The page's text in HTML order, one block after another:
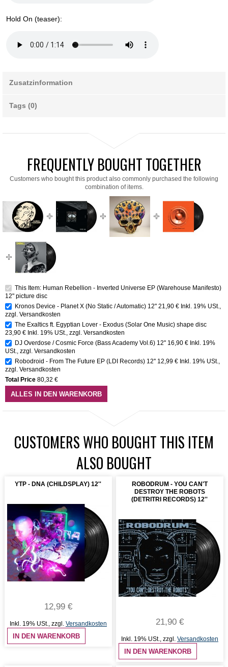
Hold On (teaser):
Zusatzinformation
Tags (0)
FREQUENTLY BOUGHT TOGETHER
Customers who bought this product also commonly purchased the following
combination of items.
This Item: Human Rebellion - Inverted Universe EP (Warehouse Manifesto)
12" picture disc
Kronos Device - Planet X (No Static / Automatic) 12" 21,90 € Inkl. 19% USt.,
zzgl. Versandkosten
The Exaltics ft. Egyptian Lover - Exodus (Solar One Music) shape disc
23,90 € Inkl. 19% USt., zzgl. Versandkosten
DJ Overdose / Cosmic Force (Bass Academy Vol.6) 12'' 16,90 € Inkl. 19%
USt., zzgl. Versandkosten
Robodroid - From The Future EP (LDI Records) 12'' 12,99 € Inkl. 19% USt.,
zzgl. Versandkosten
Total Price 80,32 €
ALLES IN DEN WARENKORB
CUSTOMERS WHO BOUGHT THIS ITEM
ALSO BOUGHT
YTP - DNA (CHILDSPLAY) 12''
12,99 €
Inkl. 19% USt. zzgl. Versandkosten
IN DEN WARENKORB
ROBODRUM - YOU CAN'T
DESTROY THE ROBOTS
(DETRITRI RECORDS) 12''
21,90 €
Inkl. 19% USt. zzgl. Versandkosten
IN DEN WARENKORB